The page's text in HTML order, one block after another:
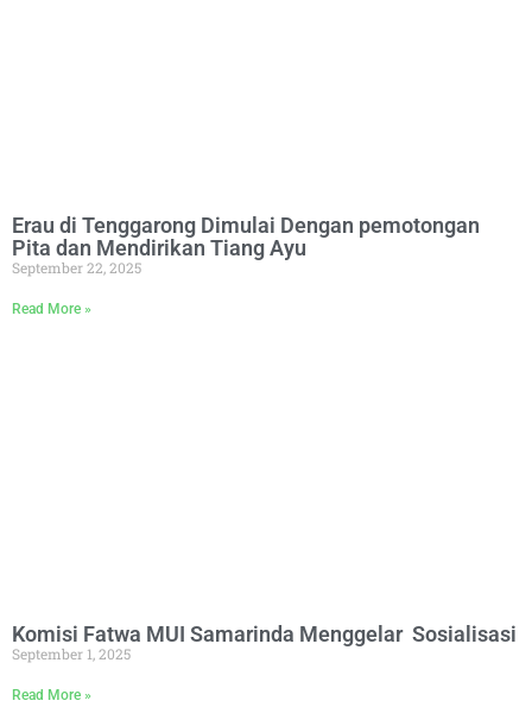
Erau di Tenggarong Dimulai Dengan pemotongan
Pita dan Mendirikan Tiang Ayu
September 22, 2025
Read More »
Komisi Fatwa MUI Samarinda Menggelar Sosialisasi
September 1, 2025
Read More »